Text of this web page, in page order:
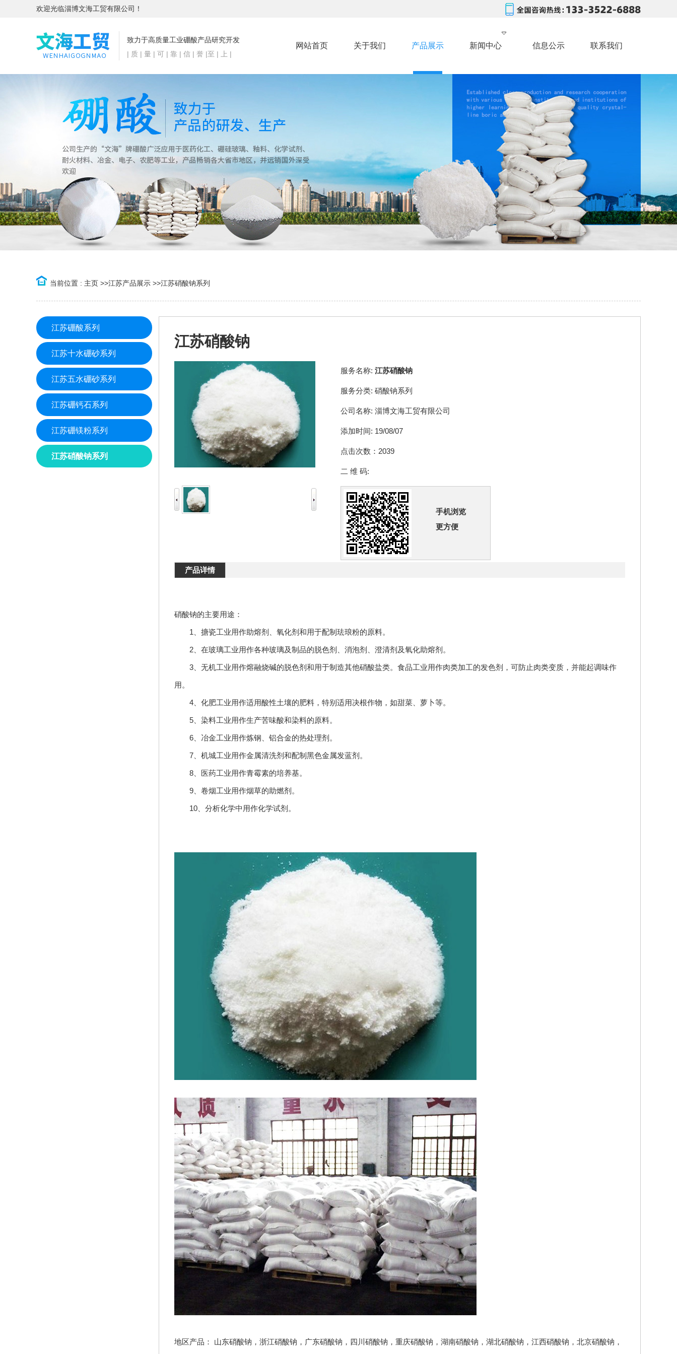
欢迎光临淄博文海工贸有限公司！
致力于高质量工业硼酸产品研究开发
| 质 | 量 | 可 | 靠 | 信 | 誉 |至 | 上 |
网站首页 关于我们 产品展示 新闻中心 信息公示 联系我们
当前位置 : 主页 >>江苏产品展示 >>江苏硝酸钠系列
江苏硼酸系列
江苏十水硼砂系列
江苏五水硼砂系列
江苏硼钙石系列
江苏硼镁粉系列
江苏硝酸钠系列
江苏硝酸钠
服务名称: 江苏硝酸钠
服务分类: 硝酸钠系列
公司名称: 淄博文海工贸有限公司
添加时间: 19/08/07
点击次数： 2039
二 维 码:
手机浏览
更方便
产品详情
硝酸钠的主要用途：
1、搪瓷工业用作助熔剂、氧化剂和用于配制珐琅粉的原料。
2、在玻璃工业用作各种玻璃及制品的脱色剂、消泡剂、澄清剂及氧化助熔剂。
3、无机工业用作熔融烧碱的脱色剂和用于制造其他硝酸盐类。食品工业用作肉类加工的发色剂，可防止肉类变质，并能起调味作
用。
4、化肥工业用作适用酸性土壤的肥料，特别适用决根作物，如甜菜、萝卜等。
5、染料工业用作生产苦味酸和染料的原料。
6、冶金工业用作炼钢、铝合金的热处理剂。
7、机城工业用作金属清洗剂和配制黑色金属发蓝剂。
8、医药工业用作青霉素的培养基。
9、卷烟工业用作烟草的助燃剂。
10、分析化学中用作化学试剂。
地区产品： 山东硝酸钠 ， 浙江硝酸钠 ， 广东硝酸钠 ， 四川硝酸钠 ， 重庆硝酸钠 ， 湖南硝酸钠 ， 湖北硝酸钠 ， 江西硝酸钠 ， 北京硝酸钠 ，